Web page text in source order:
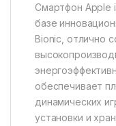
Смартфон Apple
базе
Bionic, отлично
обеспечивает
динамических
установки и